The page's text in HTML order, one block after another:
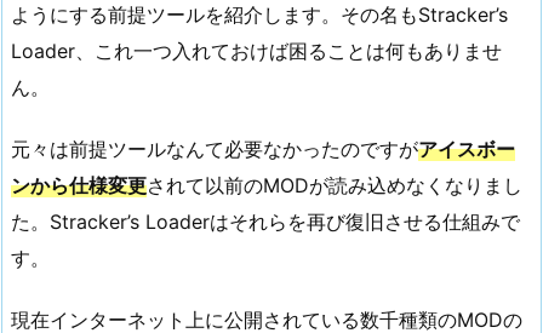
ようにする前提ツールを紹介します。その名もStracker’s
Loader、これ一つ入れておけば困ることは何もありませ
ん。
元々は前提ツールなんて必要なかったのですがアイスボー
ンから仕様変更されて以前のMODが読み込めなくなりまし
た。Stracker’s Loaderはそれらを再び復旧させる仕組みで
す。
現在インターネット上に公開されている数千種類のMODの